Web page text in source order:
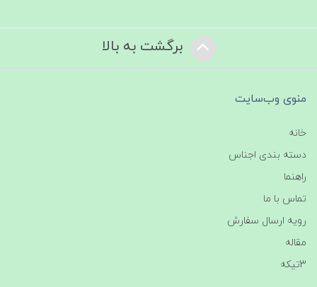
برگشت به بالا
منوی وب‌سایت
خانه
دسته بندی اجناس
راهنما
تماس با ما
رویه ارسال سفارش
مقاله
3تیکه